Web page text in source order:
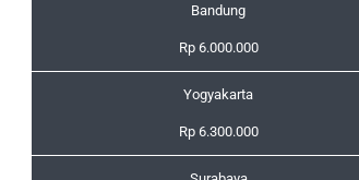
Bandung
Rp 6.000.000
Yogyakarta
Rp 6.300.000